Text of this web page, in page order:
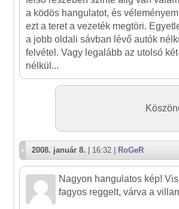
a ködös hangulatot, és
ezt a teret a vezeték megtöri.
a jobb oldali sávban lévő autók
felvétel. Vagy legalább az utolsó
nélkül...
2008. január 8. | 16:32 | RoGeR
Nagyon hangulatos kép!
fagyos reggelt, várva a